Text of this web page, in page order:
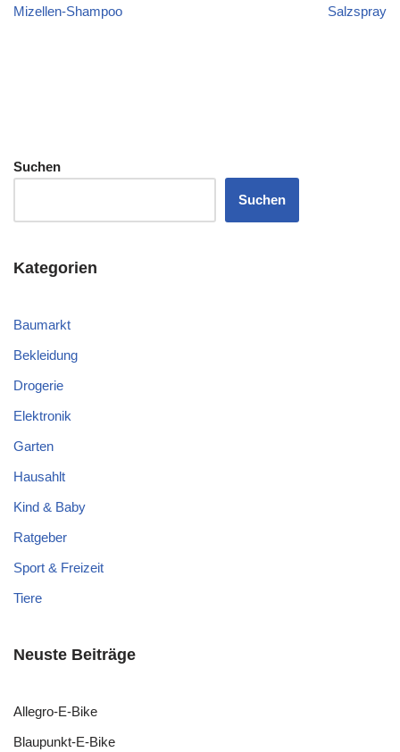
Mizellen-Shampoo Salzspray
Suchen
Suchen
Kategorien
Baumarkt
Bekleidung
Drogerie
Elektronik
Garten
Hausahlt
Kind & Baby
Ratgeber
Sport & Freizeit
Tiere
Neuste Beiträge
Allegro-E-Bike
Blaupunkt-E-Bike